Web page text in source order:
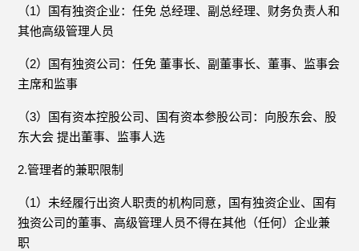
（1）国有独资企业：任免 总经理、副总经理、财务负责人和
其他高级管理人员
（2）国有独资公司：任免 董事长、副董事长、董事、监事会
主席和监事
（3）国有资本控股公司、国有资本参股公司：向股东会、股
东大会 提出董事、监事人选
2.管理者的兼职限制
（1）未经履行出资人职责的机构同意，国有独资企业、国有
独资公司的董事、高级管理人员不得在其他（任何）企业兼
职